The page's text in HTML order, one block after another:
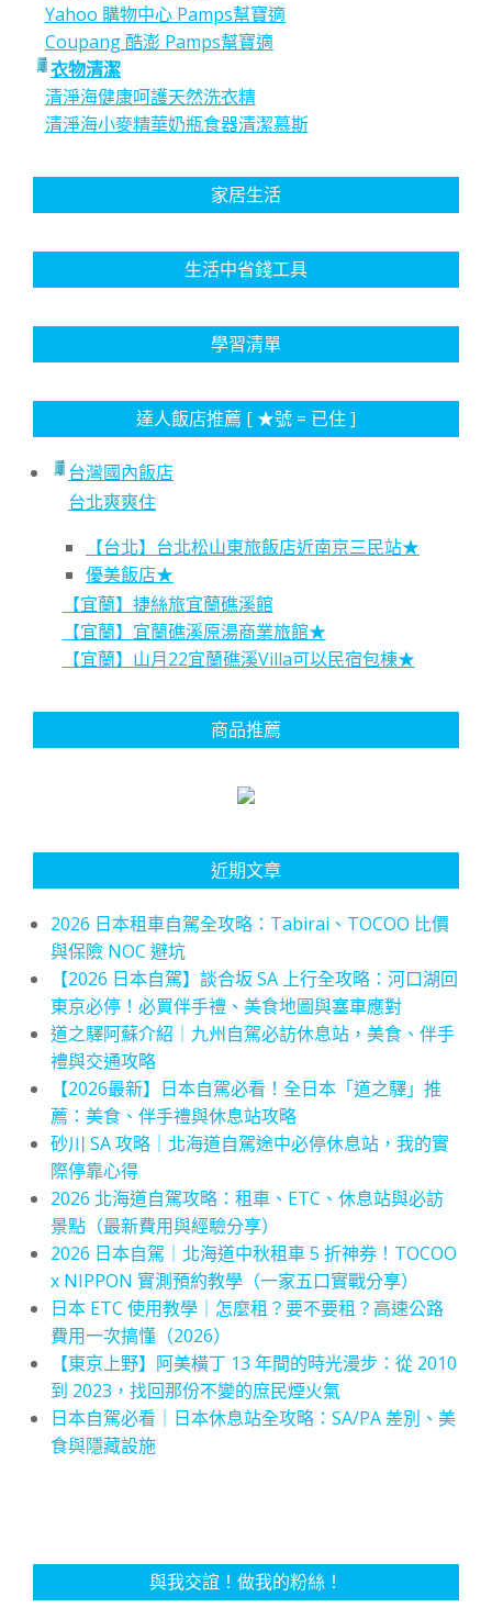
Yahoo 購物中心 Pamps幫寶適
Coupang 酷澎 Pamps幫寶適
衣物清潔
清淨海健康呵護天然洗衣精
清淨海小麥精華奶瓶食器清潔慕斯
家居生活
生活中省錢工具
學習清單
達人飯店推薦 [ ★號 = 已住 ]
台灣國內飯店
台北爽爽住
【台北】台北松山東旅飯店近南京三民站★
優美飯店★
【宜蘭】捷絲旅宜蘭礁溪館
【宜蘭】宜蘭礁溪原湯商業旅館★
【宜蘭】山月22宜蘭礁溪Villa可以民宿包棟★
商品推薦
近期文章
2026 日本租車自駕全攻略：Tabirai、TOCOO 比價
與保險 NOC 避坑
【2026 日本自駕】談合坂 SA 上行全攻略：河口湖回
東京必停！必買伴手禮、美食地圖與塞車應對
道之驛阿蘇介紹｜九州自駕必訪休息站，美食、伴手
禮與交通攻略
【2026最新】日本自駕必看！全日本「道之驛」推
薦：美食、伴手禮與休息站攻略
砂川 SA 攻略｜北海道自駕途中必停休息站，我的實
際停靠心得
2026 北海道自駕攻略：租車、ETC、休息站與必訪
景點（最新費用與經驗分享）
2026 日本自駕｜北海道中秋租車 5 折神券！TOCOO
x NIPPON 實測預約教學（一家五口實戰分享）
日本 ETC 使用教學｜怎麼租？要不要租？高速公路
費用一次搞懂（2026）
【東京上野】阿美橫丁 13 年間的時光漫步：從 2010
到 2023，找回那份不變的庶民煙火氣
日本自駕必看｜日本休息站全攻略：SA/PA 差別、美
食與隱藏設施
與我交誼！做我的粉絲！